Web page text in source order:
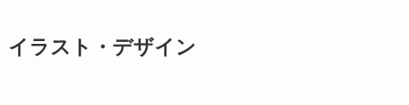
イラスト・デザイン